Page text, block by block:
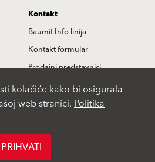
Kontakt
Baumit Info linija
Kontakt formular
Prodajni predstavnici
Partneri
Lokacije
kolačiće kako bi osigurala
web stranici.Politika
PRIHVATI